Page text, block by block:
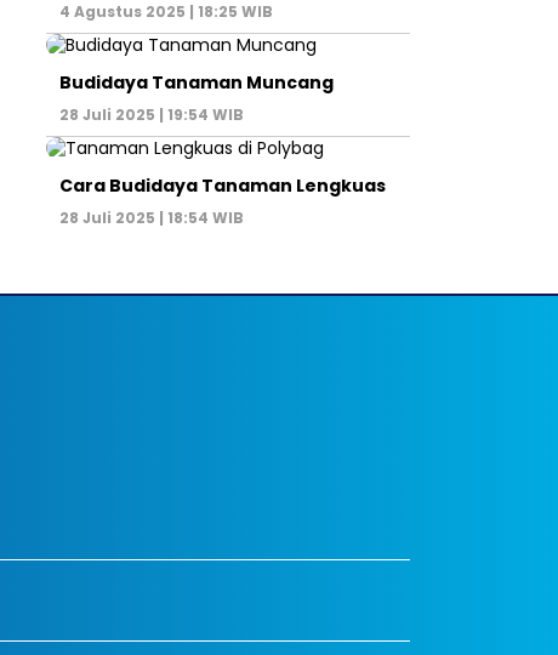
4 Agustus 2025 | 18:25 WIB
Budidaya Tanaman Muncang
28 Juli 2025 | 19:54 WIB
Cara Budidaya Tanaman Lengkuas
28 Juli 2025 | 18:54 WIB